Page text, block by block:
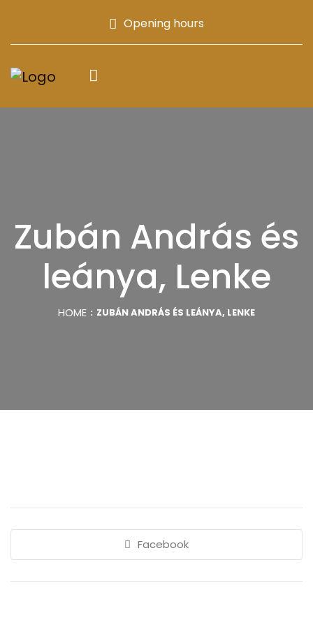
Opening hours
Zubán András és
leánya, Lenke
HOME ZUBÁN ANDRÁS ÉS LEÁNYA, LENKE
Facebook